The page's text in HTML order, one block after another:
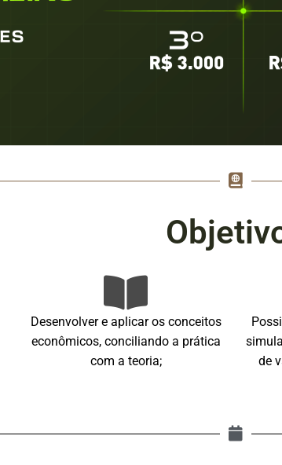
Desenvolver e aplicar os conceitos
econômicos, conciliando a prática
com a teoria;
de